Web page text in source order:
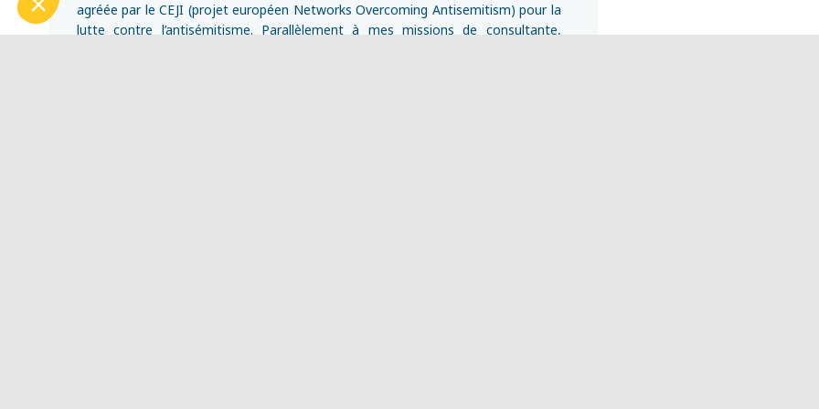
agréée par le CEJI (projet européen Networks Overcoming Antisemitism) pour la
lutte contre l’antisémitisme. Parallèlement à mes missions de consultante,
Notre plateforme vous permet d'adapter et de gérer vos paramètres de confidentialité, en garantissant la conformité avec